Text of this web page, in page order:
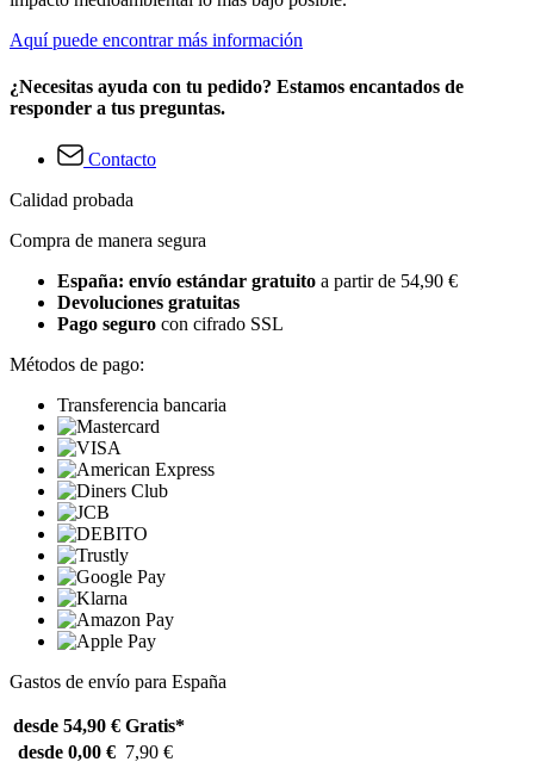
Aquí puede encontrar más información
¿Necesitas ayuda con tu pedido? Estamos encantados de
responder a tus preguntas.
Contacto
Calidad probada
Compra de manera segura
España: envío estándar gratuito a partir de 54,90 €
Devoluciones gratuitas
Pago seguro con cifrado SSL
Métodos de pago:
Transferencia bancaria
Gastos de envío para España
desde 54,90 € Gratis*
desde 0,00 € 7,90 €